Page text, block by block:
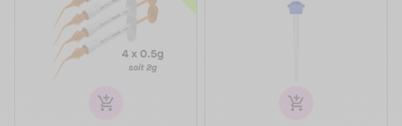
add_shopping_cart add_shopping_cart